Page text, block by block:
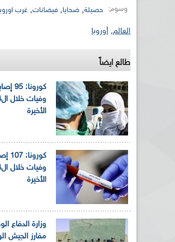
وسوم: حصيلة, ضحايا, فيضانات, غرب
العالم, أوروبا
طالع ايضاً
الأخيرة
الأخيرة
وزارة الدفاع
مفارز الجيش